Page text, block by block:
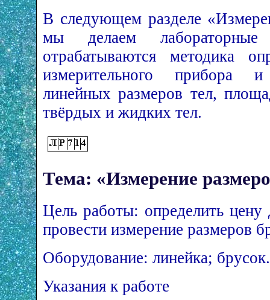
В следующем разделе
мы делаем
отрабатываются методика
измерительного прибора
линейных размеров тел,
твёрдых и жидких тел.
Тема: «Измерение
Цель работы: определить
провести измерение размеров
Оборудование: линейка; брусок.
Указания к работе